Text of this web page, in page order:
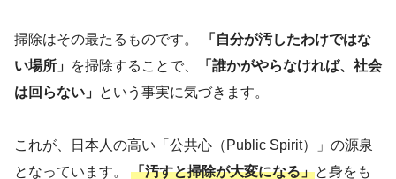
掃除はその最たるものです。
「自分が汚したわけではな
い場所」 を掃除することで、
「誰かがやらなければ、社会
は回らない」 という事実に気づきます。
これが、日本人の高い「公共心（Public Spirit）」の源泉
となっています。 「汚すと掃除が大変になる」と身をも